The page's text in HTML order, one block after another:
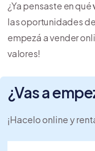
¿Ya pensaste en qué
las oportunidades
empezá a vender
valores!
¿Vas a
¡Hacelo online y